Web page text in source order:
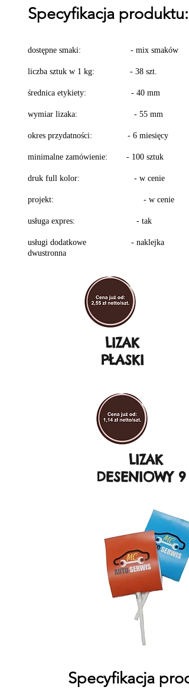
Specyfikacja produktu:
dostępne smaki: - mix smaków
liczba sztuk w 1 kg: - 38 szt.
średnica etykiety: - 40 mm
wymiar lizaka: - 55 mm
okres przydatności: - 6 miesięcy
minimalne zamówienie: - 100 sztuk​
​​druk full kolor: - w cenie
projekt: - w cenie
​usługa expres: - tak
usługi dodatkowe - naklejka
dwustronna
LIZAK
PŁASKI
LIZAK
DESENIOWY 9
Specyfikacja